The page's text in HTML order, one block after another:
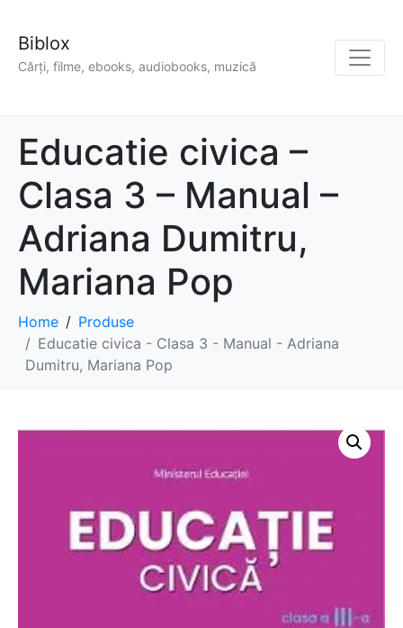
Biblox
Cărți, filme, ebooks, audiobooks, muzică
Educatie civica –
Clasa 3 – Manual –
Adriana Dumitru,
Mariana Pop
Home
Produse
Educatie civica - Clasa 3 - Manual - Adriana
Dumitru, Mariana Pop